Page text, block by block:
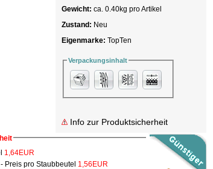
Gewicht: ca. 0.40kg pro Artikel
Zustand: Neu
Eigenmarke: TopTen
Verpackungsinhalt
Info zur Produktsicherheit
1,64EUR
- Preis pro Staubbeutel 1,56EUR